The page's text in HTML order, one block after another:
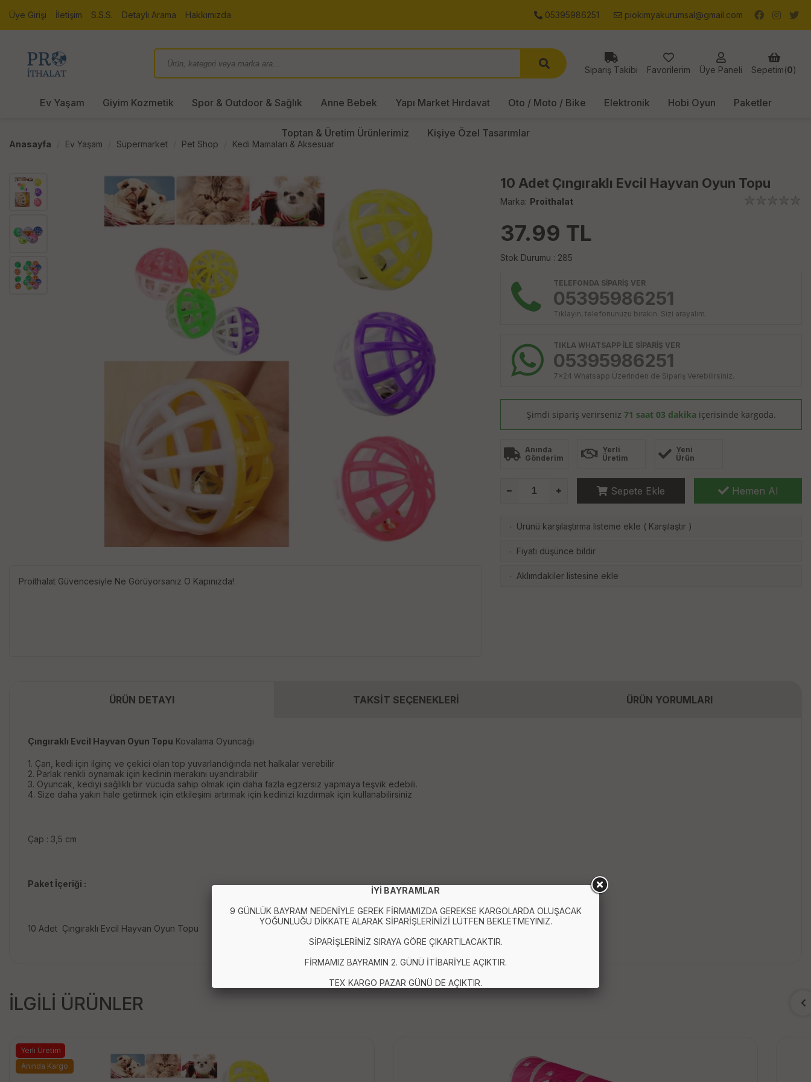
Üye Girişi İletişim S.S.S. Detaylı Arama Hakkımızda 05395986251 piokimyakurumsal@gmail.com
Sipariş Takibi Favorilerim Üye Paneli Sepetim(0)
Ev Yaşam Giyim Kozmetik Spor & Outdoor & Sağlık Anne Bebek Yapı Market Hırdavat Oto / Moto / Bike Elektronik Hobi Oyun Paketler
Toptan & Üretim Ürünlerimiz Kişiye Özel Tasarımlar
Anasayfa Ev Yaşam Süpermarket Pet Shop Kedi Mamaları & Aksesuar
Proithalat Güvencesiyle Ne Görüyorsanız O Kapınızda!
10 Adet Çıngıraklı Evcil Hayvan Oyun Topu
Marka: Proithalat
37.99 TL
Stok Durumu : 285
TELEFONDA SİPARİŞ VER
05395986251
Tıklayın, telefonunuzu bırakın. Sizi arayalım.
TIKLA WHATSAPP İLE SİPARİŞ VER
05395986251
7x24 Whatsapp Üzerinden de Sipariş Verebilirsiniz.
Şimdi sipariş verirseniz 71 saat 03 dakika içerisinde kargoda.
Anında
Gönderim
Yerli
Üretim
Yeni
Ürün
Sepete Ekle Hemen Al
· Ürünü karşılaştırma listeme ekle ( Karşılaştır )
· Fiyatı düşünce bildir
· Aklımdakiler listesine ekle
ÜRÜN DETAYI TAKSİT SEÇENEKLERİ ÜRÜN YORUMLARI
Çıngıraklı Evcil Hayvan Oyun Topu Kovalama Oyuncağı
1. Çan, kedi için ilginç ve çekici olan top yuvarlandığında net halkalar verebilir
2. Parlak renkli oynamak için kedinin merakını uyandırabilir
3. Oyuncak, kediyi sağlıklı bir vücuda sahip olmak için daha fazla egzersiz yapmaya teşvik edebili.
4. Size daha yakın hale getirmek için etkileşimi artırmak için kedinizi kızdırmak için kullanabilirsiniz
Çap : 3,5 cm
Paket İçeriği :
10 Adet Çıngıraklı Evcil Hayvan Oyun Topu
İLGİLİ ÜRÜNLER
Yerli Üretim
Anında Kargo
İYİ BAYRAMLAR
9 GÜNLÜK BAYRAM NEDENİYLE GEREK FİRMAMIZDA GEREKSE KARGOLARDA OLUŞACAK
YOĞUNLUĞU DİKKATE ALARAK SİPARİŞLERİNİZİ LÜTFEN BEKLETMEYINIZ.
SİPARİŞLERİNİZ SIRAYA GÖRE ÇIKARTILACAKTIR.
FİRMAMIZ BAYRAMIN 2. GÜNÜ İTİBARİYLE AÇIKTIR.
TEX KARGO PAZAR GÜNÜ DE AÇIKTIR.